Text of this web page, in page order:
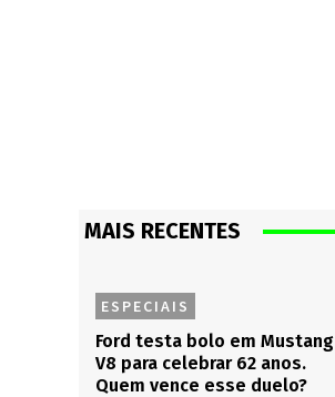
MAIS RECENTES
ESPECIAIS
Ford testa bolo em Mustang
V8 para celebrar 62 anos.
Quem vence esse duelo?